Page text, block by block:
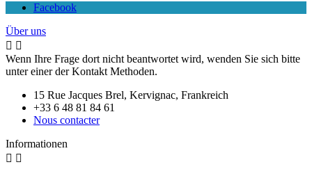
Facebook
Über uns
 
Wenn Ihre Frage dort nicht beantwortet wird, wenden Sie sich bitte
unter einer der Kontakt Methoden.
15 Rue Jacques Brel, Kervignac, Frankreich
+33 6 48 81 84 61
Nous contacter
Informationen
 